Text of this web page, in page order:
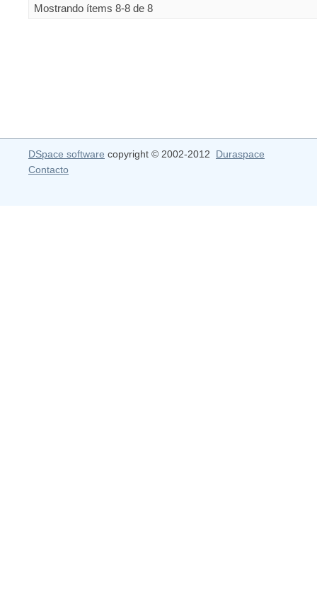
Mostrando ítems 8-8 de 8
DSpace software copyright © 2002-2012 Duraspace
Contacto